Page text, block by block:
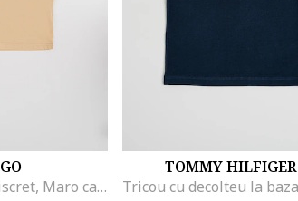
Tricou cu logo discret, Maro camel
TOMMY HILFIGER